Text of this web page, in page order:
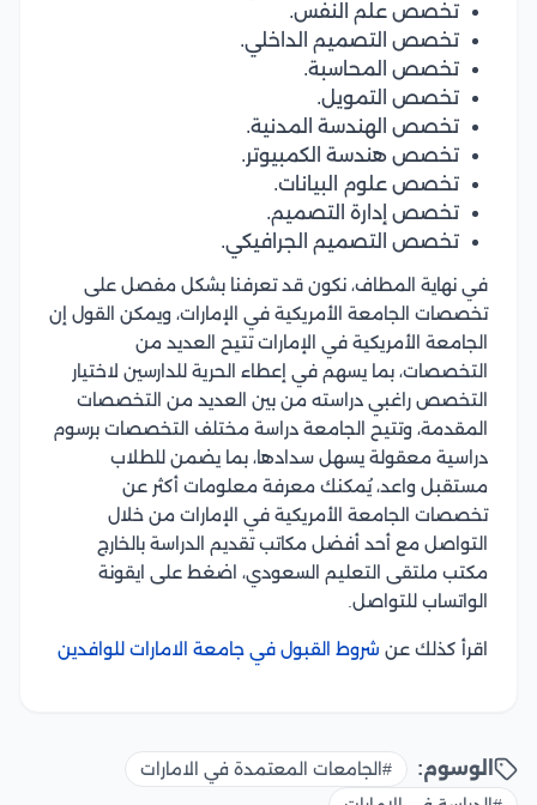
تخصص علم النفس.
تخصص التصميم الداخلي.
تخصص المحاسبة.
تخصص التمويل.
تخصص الهندسة المدنية.
تخصص هندسة الكمبيوتر.
تخصص علوم البيانات.
تخصص إدارة التصميم.
تخصص التصميم الجرافيكي.
في نهاية المطاف، نكون قد تعرفنا بشكل مفصل على
تخصصات الجامعة الأمريكية في الإمارات، ويمكن القول إن
الجامعة الأمريكية في الإمارات تتيح العديد من
التخصصات، بما يسهم في إعطاء الحرية للدارسين لاختيار
التخصص راغبي دراسته من بين العديد من التخصصات
المقدمة، وتتيح الجامعة دراسة مختلف التخصصات برسوم
دراسية معقولة يسهل سدادها، بما يضمن للطلاب
مستقبل واعد، يُمكنك معرفة معلومات أكثر عن
تخصصات الجامعة الأمريكية في الإمارات من خلال
التواصل مع أحد أفضل مكاتب تقديم الدراسة بالخارج
مكتب ملتقى التعليم السعودي، اضغط على ايقونة
الواتساب للتواصل.
اقرأ كذلك عن شروط القبول في جامعة الامارات للوافدين
الوسوم:
#الجامعات المعتمدة في الامارات